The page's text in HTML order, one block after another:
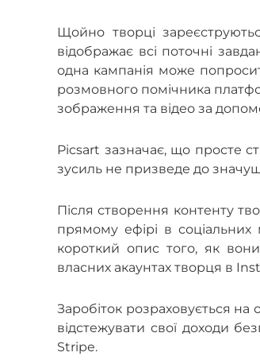
Щойно творці
відображає всі поточні
одна кампанія може
розмовного помічника
зображення та відео за
Picsart зазначає, що просте
зусиль не призведе до
Після створення контенту
прямому ефірі в
короткий опис того, як
власних акаунтах творця в
Заробіток розраховується
відстежувати свої доходи
Stripe.